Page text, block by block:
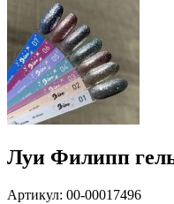
Луи Филипп
Артикул: 00-00017496